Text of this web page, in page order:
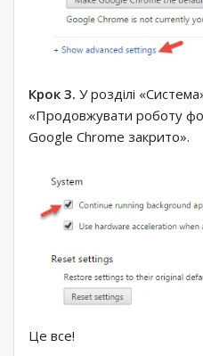
Крок 3. У розділі
«Продовжувати роботу
Google Chrome закрито».
Це все!